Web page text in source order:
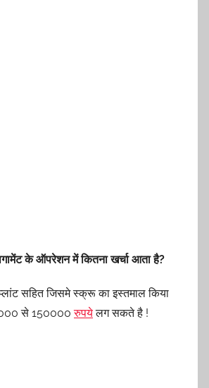
के ऑपरेशन में कितना खर्चा आता है?
सहित जिसमे स्क्रू का इस्तमाल किया
से 150000रुपयेलग सकते है !